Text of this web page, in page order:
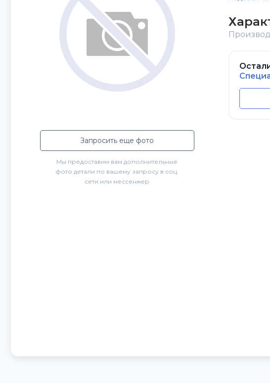
Запросить еще фото
Мы предоставим вам дополнительные
фото детали по вашему запросу в соц.
сети или мессенжер